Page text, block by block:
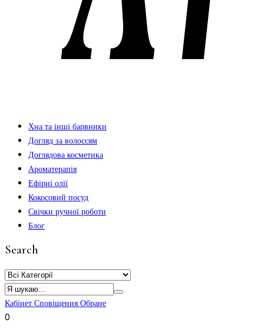
Хна та інші барвники
Догляд за волоссям
Доглядова косметика
Ароматерапія
Ефірні олії
Кокосовий посуд
Свічки ручної роботи
Блог
Search
Кабінет Сповіщення Обране
0